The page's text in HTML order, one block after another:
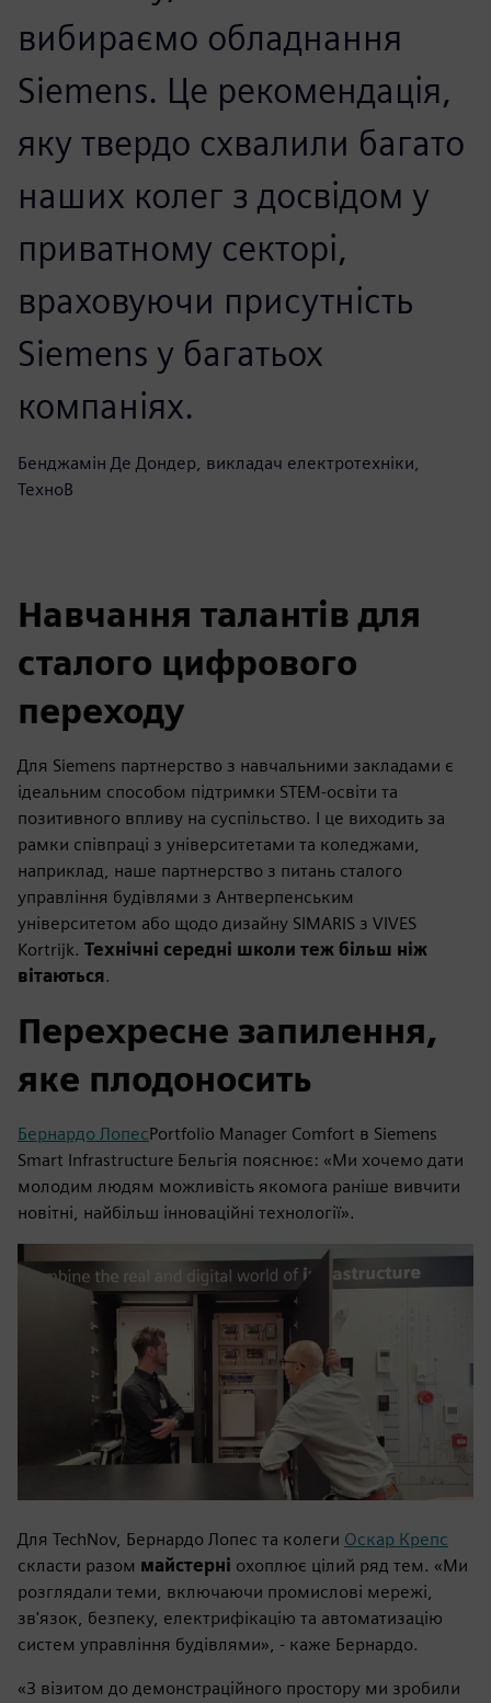
вибираємо обладнання
Siemens. Це рекомендація,
яку твердо схвалили багато
наших колег з досвідом у
приватному секторі,
враховуючи присутність
Siemens у багатьох
компаніях.
Бенджамін Де Дондер, викладач електротехніки,
ТехноВ
Навчання талантів для
сталого цифрового
переходу
Для Siemens партнерство з навчальними закладами є
ідеальним способом підтримки STEM-освіти та
позитивного впливу на суспільство. І це виходить за
рамки співпраці з університетами та коледжами,
наприклад, наше партнерство з питань сталого
управління будівлями з Антверпенським
університетом або щодо дизайну SIMARIS з VIVES
Kortrijk. Технічні середні школи теж більш ніж
вітаються.
Перехресне запилення,
яке плодоносить
Бернардо ЛопесPortfolio Manager Comfort в Siemens
Smart Infrastructure Бельгія пояснює: «Ми хочемо дати
молодим людям можливість якомога раніше вивчити
новітні, найбільш інноваційні технології».
Для TechNov, Бернардо Лопес та колеги Оскар Крепс
скласти разом майстерні охоплює цілий ряд тем. «Ми
розглядали теми, включаючи промислові мережі,
зв'язок, безпеку, електрифікацію та автоматизацію
систем управління будівлями», - каже Бернардо.
«З візитом до демонстраційного простору ми зробили